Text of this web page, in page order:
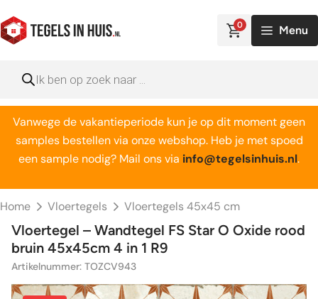
naar
de
0 Menu
zoeken
Vanwege de vakantieperiode kun je op dit moment geen
samples bestellen via onze webshop. Heb je met spoed
een sample nodig? Mail ons via info@tegelsinhuis.nl.
Home Vloertegels Vloertegels 45x45 cm
Vloertegel – Wandtegel FS Star O Oxide rood
bruin 45x45cm 4 in 1 R9
Artikelnummer: TOZCV943